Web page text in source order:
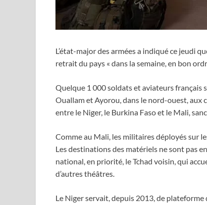
L’état-major des armées a indiqué ce jeudi
retrait du pays « dans la semaine, en bon
Quelque 1 000 soldats et aviateurs français
Ouallam et Ayorou, dans le nord-ouest, aux
entre le Niger, le Burkina Faso et le Mali,
Comme au Mali, les militaires déployés sur
Les destinations des matériels ne sont pas
national, en priorité, le Tchad voisin, qui
d’autres théâtres.
Le Niger servait, depuis 2013, de